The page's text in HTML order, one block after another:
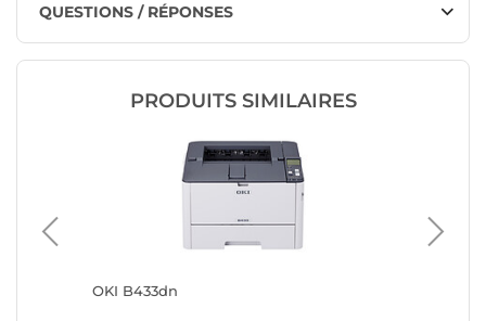
QUESTIONS / RÉPONSES
PRODUITS SIMILAIRES
OKI B433dn